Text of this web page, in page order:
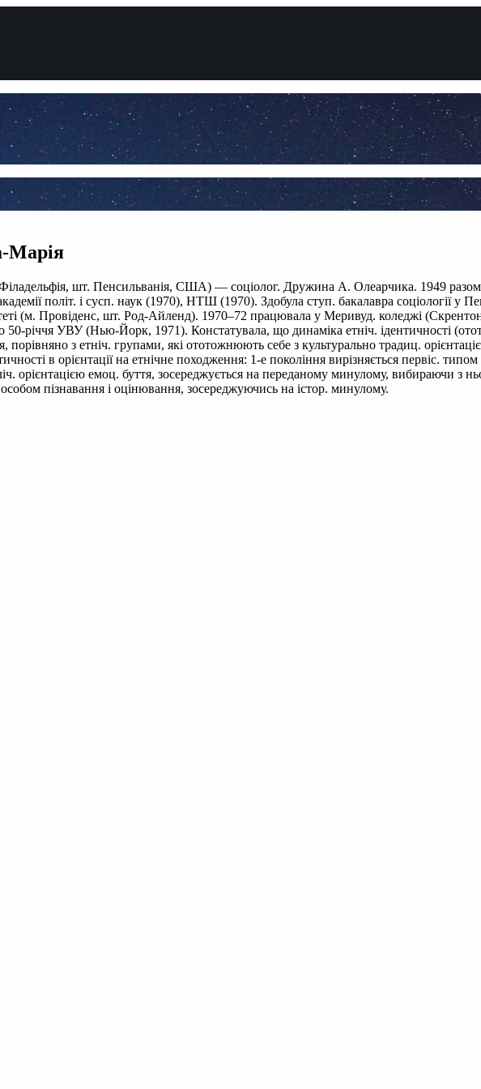
Марія
шт. Пенсильванія, США) — соціолог. Дружина А. Олеарчика. 1949
політ. і сусп. наук (1970), НТШ (1970). Здобула ступ. бакалавра соціології у
(м. Провіденс, шт. Род-Айленд). 1970–72 працювала у Меривуд. коледжі
50-річчя УВУ (Нью-Йорк, 1971). Констатувала, що динаміка етніч. ідентичності
порівняно з етніч. групами, які ототожнюють себе з культурально традиц.
в орієнтації на етнічне походження: 1-е покоління вирізняється первіс.
орієнтацією емоц. буття, зосереджується на переданому минулому, вибираючи з
пізнавання і оцінювання, зосере­джуючись на істор. минулому.